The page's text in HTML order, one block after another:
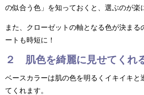
の似合う色」を知っておくと、選ぶのが楽
また、クローゼットの軸となる色が決まる
ートも時短に！
２ 肌色を綺麗に見せてくれ
ベースカラーは肌の色を明るくイキイキと
てくれます。